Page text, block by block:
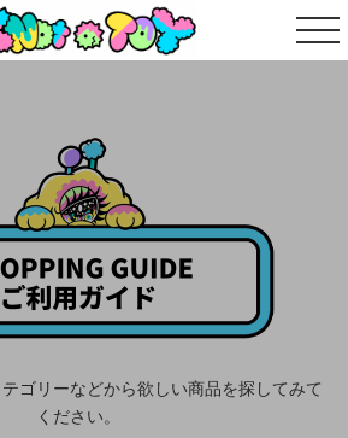
ゴリーなどから欲しい商品を探してみて
ください。